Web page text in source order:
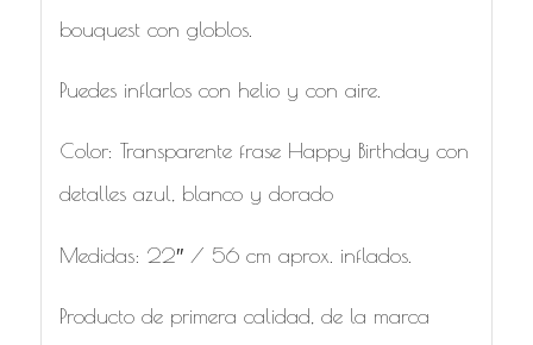
bouquest con globlos.
Puedes inflarlos con helio y con aire.
Color: Transparente frase Happy Birthday con
detalles azul, blanco y dorado
Medidas: 22″ / 56 cm aprox. inflados.
Producto de primera calidad, de la marca